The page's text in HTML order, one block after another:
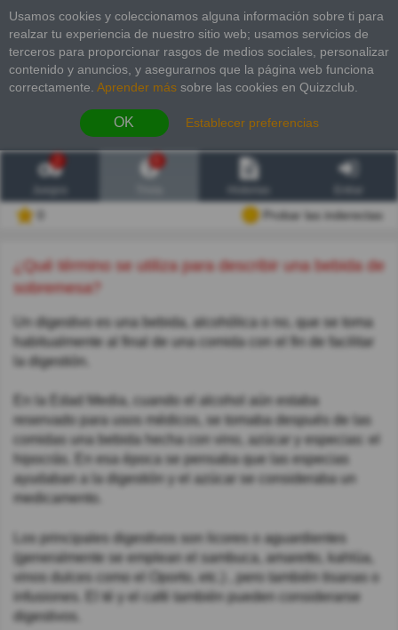
Usamos cookies y coleccionamos alguna información sobre ti para
realzar tu experiencia de nuestro sitio web; usamos servicios de
terceros para proporcionar rasgos de medios sociales, personalizar
contenido y anuncios, y asegurarnos que la página web funciona
correctamente. Aprender más sobre las cookies en Quizzclub.
OK Establecer preferencias
2
Probar las inderectas
¿Qué término se utiliza para describir una bebida de
sobremesa?
Un digestivo es una bebida, alcohólica o no, que se toma
habitualmente al final de una comida con el fin de facilitar
la digestión.
En la Edad Media, cuando el alcohol aún estaba
reservado para usos médicos, se tomaba después de las
comidas una bebida hecha con vino, azúcar y especias: el
hipocrás. En esa época se pensaba que las especias
ayudaban a la digestión y el azúcar se consideraba un
medicamento.
Los principales digestivos son licores o aguardientes
(generalmente se emplean el sambuca, amaretto, kahlúa,
vinos dulces como el Oporto, etc.) , pero también tisanas o
infusiones. El té y el café también pueden considerarse
digestivos.